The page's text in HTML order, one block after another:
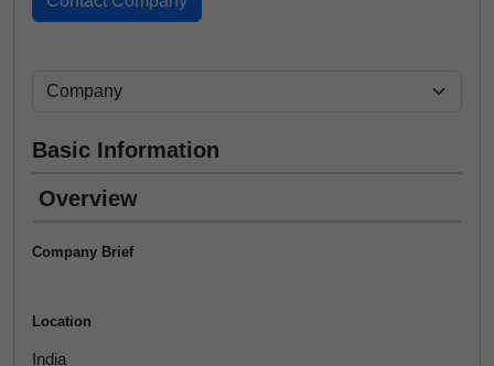
Basic Information
Overview
Company Brief
Location
India